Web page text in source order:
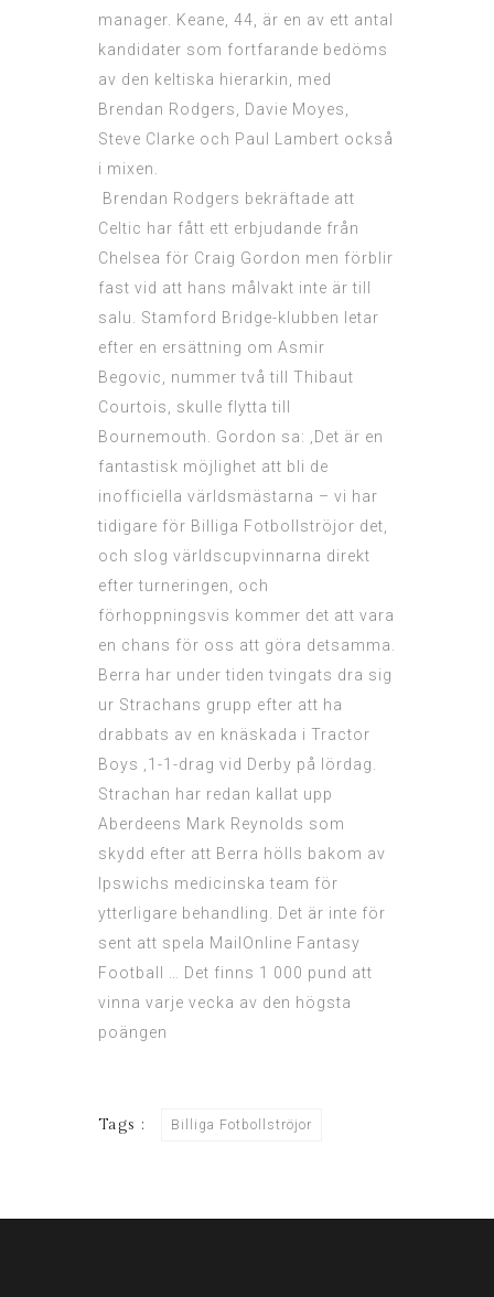
manager. Keane, 44, är en av ett antal
kandidater som fortfarande bedöms
av den keltiska hierarkin, med
Brendan Rodgers, Davie Moyes,
Steve Clarke och Paul Lambert också
i mixen.
Brendan Rodgers bekräftade att
Celtic har fått ett erbjudande från
Chelsea för Craig Gordon men förblir
fast vid att hans målvakt inte är till
salu. Stamford Bridge-klubben letar
efter en ersättning om Asmir
Begovic, nummer två till Thibaut
Courtois, skulle flytta till
Bournemouth. Gordon sa: ‚Det är en
fantastisk möjlighet att bli de
inofficiella världsmästarna – vi har
tidigare för Billiga Fotbollströjor det,
och slog världscupvinnarna direkt
efter turneringen, och
förhoppningsvis kommer det att vara
en chans för oss att göra detsamma.
Berra har under tiden tvingats dra sig
ur Strachans grupp efter att ha
drabbats av en knäskada i Tractor
Boys ‚1-1-drag vid Derby på lördag.
Strachan har redan kallat upp
Aberdeens Mark Reynolds som
skydd efter att Berra hölls bakom av
Ipswichs medicinska team för
ytterligare behandling. Det är inte för
sent att spela MailOnline Fantasy
Football … Det finns 1 000 pund att
vinna varje vecka av den högsta
poängen
Tags : Billiga Fotbollströjor